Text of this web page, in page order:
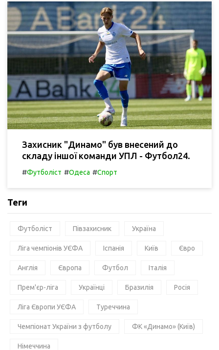
Захисник "Динамо" був внесений до
складу іншої команди УПЛ - Футбол24.
#Футболіст #Одеса #Спорт
Теги
Футболіст Півзахисник Україна
Ліга чемпіонів УЄФА Іспанія Київ Євро
Англія Європа Футбол Італія
Прем'єр-ліга Українці Бразилія Росія
Ліга Європи УЄФА Туреччина
Чемпіонат України з футболу ФК «Динамо» (Київ)
Німеччина